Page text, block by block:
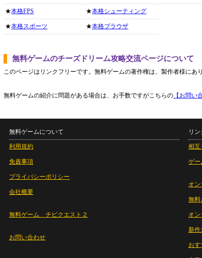
★本格FPS
★本格スポーツ
★本格シューティング
★本格ブラウザ
無料ゲームのチーズドリーム攻略交流ページについて
このページはリンクフリーです。無料ゲームの著作権は、製作者様にあり
無料ゲームの紹介に問題がある場合は、お手数ですがこちらの 【お問い
無料ゲームについて
利用規約
免責事項
プライバシーポリシー
会社概要
無料ゲーム チビクエスト２
お問い合わせ
リ
相互
ゲー
オン
無料
オ
新作
お